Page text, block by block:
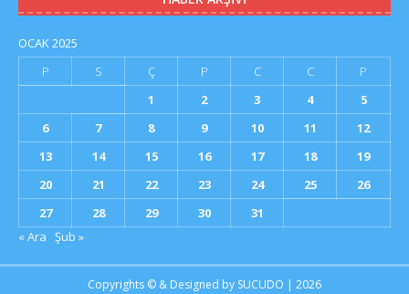
OCAK 2025
P
S Ç P C C
P
1
2 3 4
5
6
7 8 9 10 11
12
13
14 15 16 17 18
19
20
21 22 23 24 25
26
27
28 29 30
31
« Ara Şub »
Copyrights © & Designed by SUCUDO | 2026